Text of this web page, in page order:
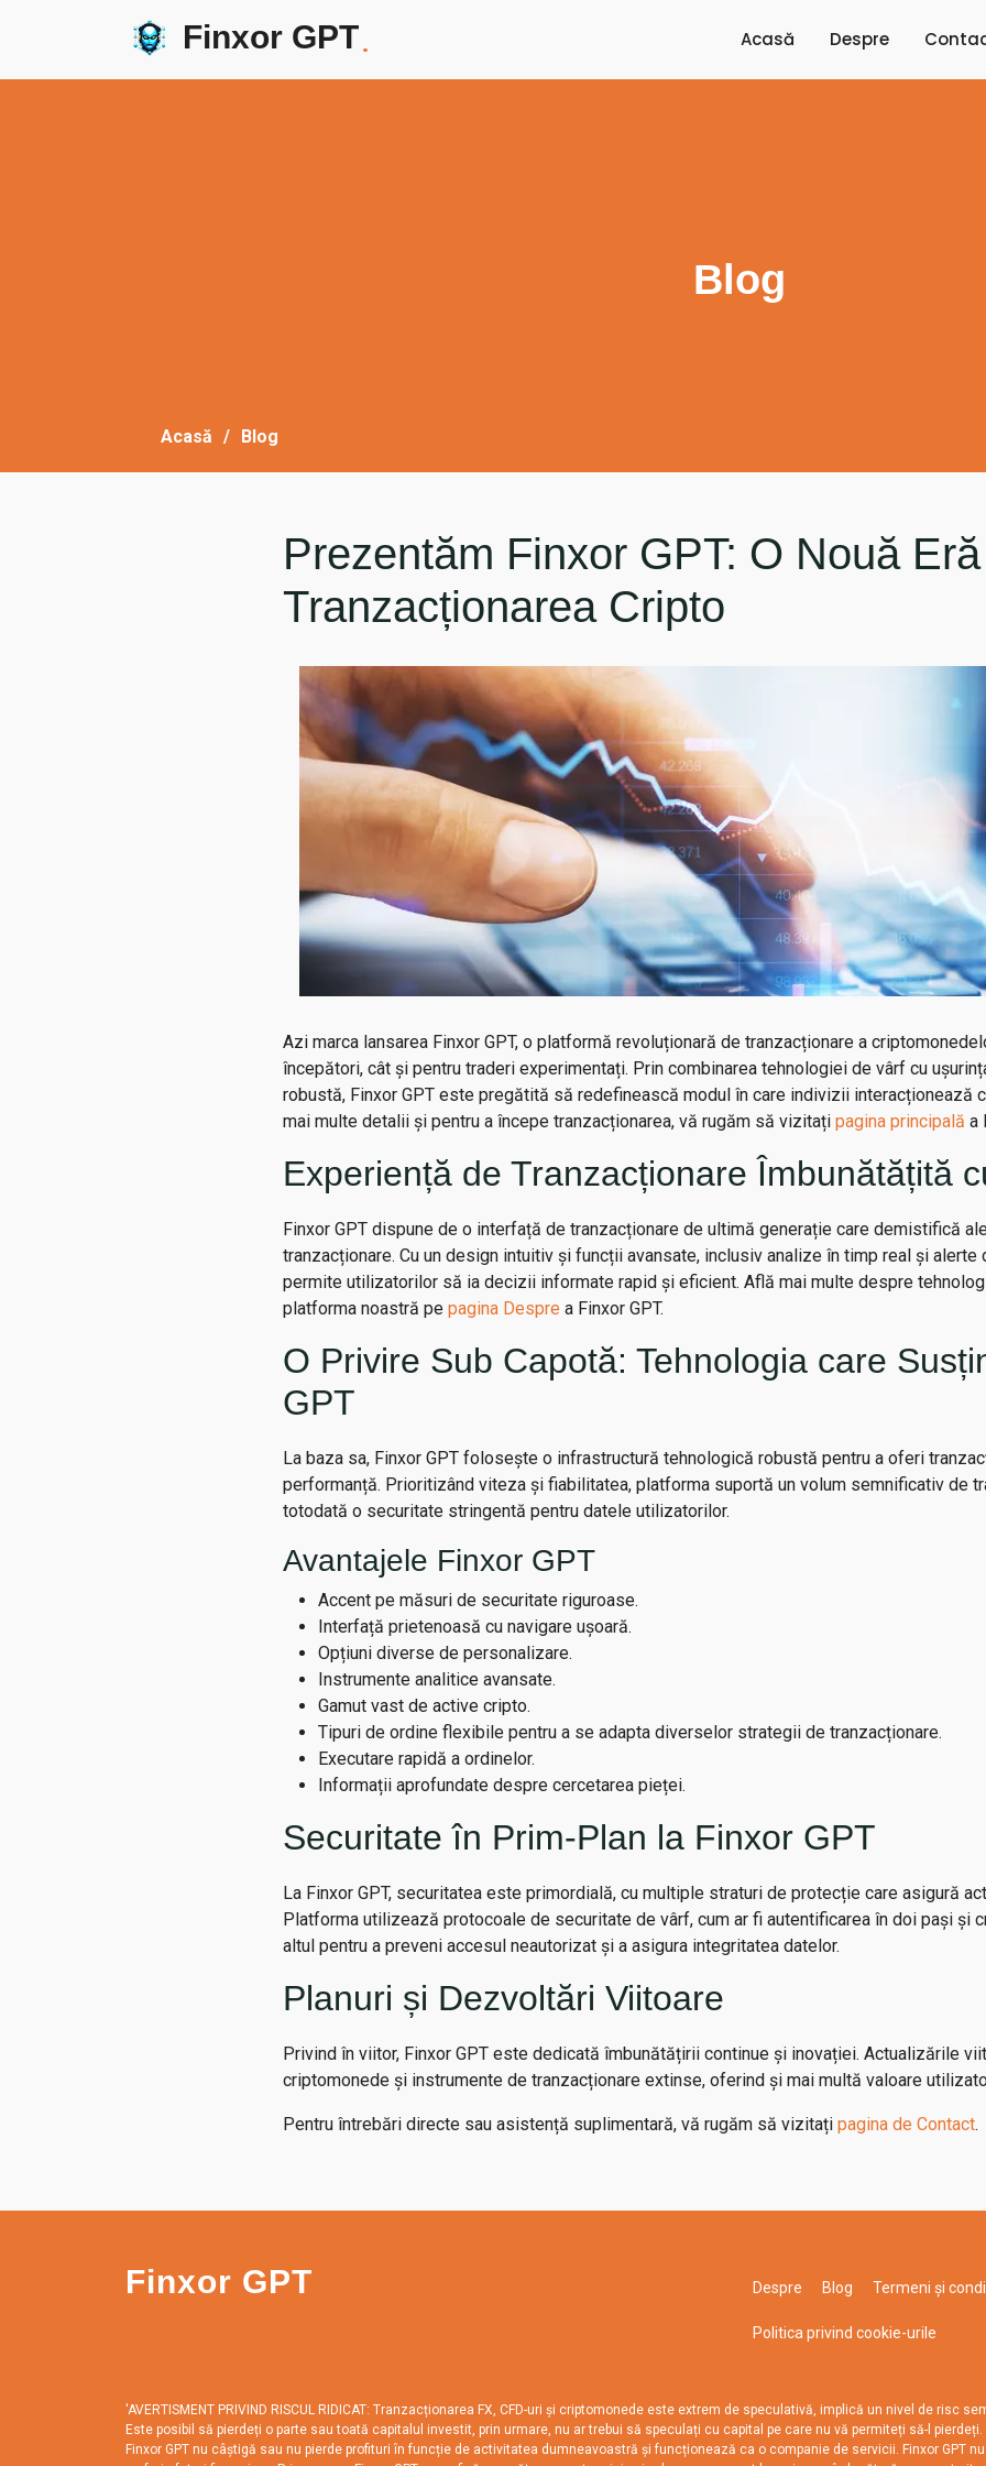
Finxor GPT. Acasă Despre
Blog
Acasă Blog
Prezentăm Finxor GPT: O Nouă
Tranzacționarea Cripto
Azi marca lansarea Finxor GPT, o platformă revoluționară de tranzacționare a
începători, cât și pentru traderi experimentați. Prin combinarea tehnologiei de vârf cu
robustă, Finxor GPT este pregătită să redefinească modul în care indivizii interacționează
mai multe detalii și pentru a începe tranzacționarea, vă rugăm să vizitați pagina principală a
Experiență de Tranzacționare Îmbunătățită
Finxor GPT dispune de o interfață de tranzacționare de ultimă generație care demistifică
tranzacționare. Cu un design intuitiv și funcții avansate, inclusiv analize în timp real și alerte
permite utilizatorilor să ia decizii informate rapid și eficient. Află mai multe despre
platforma noastră pe pagina Despre a Finxor GPT.
O Privire Sub Capotă: Tehnologia care
GPT
La baza sa, Finxor GPT folosește o infrastructură tehnologică robustă pentru a oferi
performanță. Prioritizând viteza și fiabilitatea, platforma suportă un volum semnificativ de
totodată o securitate stringentă pentru datele utilizatorilor.
Avantajele Finxor GPT
Accent pe măsuri de securitate riguroase.
Interfață prietenoasă cu navigare ușoară.
Opțiuni diverse de personalizare.
Instrumente analitice avansate.
Gamut vast de active cripto.
Tipuri de ordine flexibile pentru a se adapta diverselor strategii de tranzacționare.
Executare rapidă a ordinelor.
Informații aprofundate despre cercetarea pieței.
Securitate în Prim-Plan la Finxor GPT
La Finxor GPT, securitatea este primordială, cu multiple straturi de protecție care asigură
Platforma utilizează protocoale de securitate de vârf, cum ar fi autentificarea în doi pași și
altul pentru a preveni accesul neautorizat și a asigura integritatea datelor.
Planuri și Dezvoltări Viitoare
Privind în viitor, Finxor GPT este dedicată îmbunătățirii continue și inovației. Actualizările
criptomonede și instrumente de tranzacționare extinse, oferind și mai multă valoare
Pentru întrebări directe sau asistență suplimentară, vă rugăm să vizitați pagina de Contact.
Finxor GPT Despre Blog Termeni și
Politica privind cookie-urile
'AVERTISMENT PRIVIND RISCUL RIDICAT: Tranzacționarea FX, CFD-uri și criptomonede este extrem de speculativă, implică un nivel de risc
Este posibil să pierdeți o parte sau toată capitalul investit, prin urmare, nu ar trebui să speculați cu capital pe care nu vă permiteți să-l
Finxor GPT nu câștigă sau nu pierde profituri în funcție de activitatea dumneavoastră și funcționează ca o companie de servicii. Finxor GPT